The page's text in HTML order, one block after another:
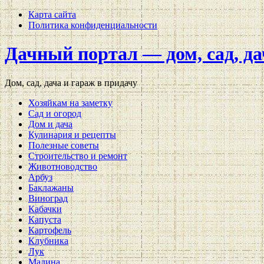
Карта сайта
Политика конфиденциальности
Дачный портал — дом, сад,
Дом, сад, дача и гараж в придачу
Хозяйкам на заметку
Сад и огород
Дом и дача
Кулинария и рецепты
Полезные советы
Строительство и ремонт
Животноводство
Арбуз
Баклажаны
Виноград
Кабачки
Капуста
Картофель
Клубника
Лук
Малина